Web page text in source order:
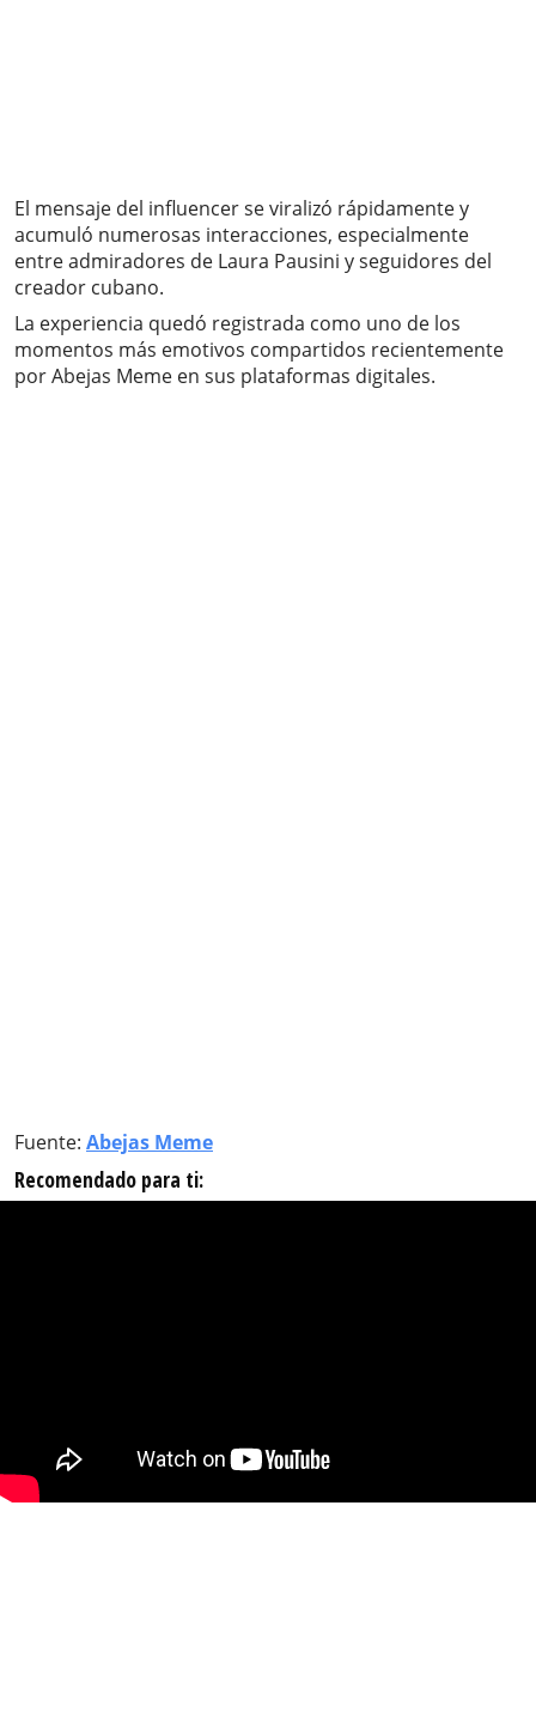
El mensaje del influencer se viralizó rápidamente y
acumuló numerosas interacciones, especialmente
entre admiradores de Laura Pausini y seguidores del
creador cubano.
La experiencia quedó registrada como uno de los
momentos más emotivos compartidos recientemente
por Abejas Meme en sus plataformas digitales.
Fuente: Abejas Meme
Recomendado para ti: